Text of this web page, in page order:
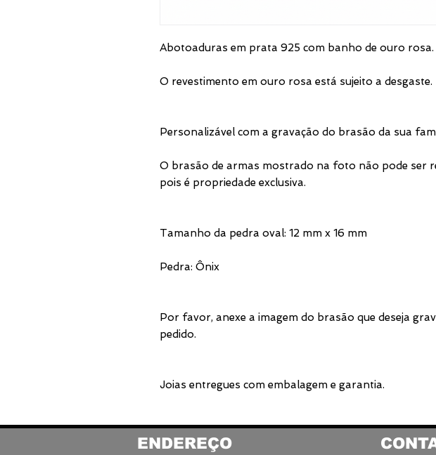
Abotoaduras em prata 925 com banho de ouro rosa.
O revestimento em ouro rosa está sujeito a desgaste.
Personalizável com a gravação do brasão da sua
O brasão de armas mostrado na foto não pode ser
pois é propriedade exclusiva.
Tamanho da pedra oval: 12 mm x 16 mm
Pedra: Ônix
Por favor, anexe a imagem do brasão que deseja
pedido.
Joias entregues com embalagem e garantia.
ENDEREÇO